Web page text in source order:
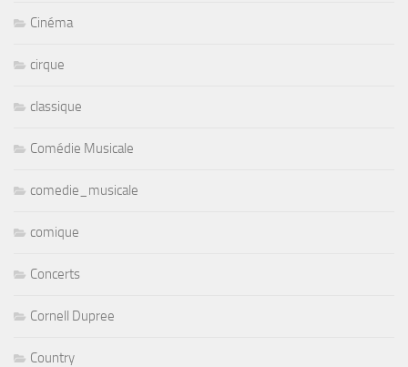
Cinéma
cirque
classique
Comédie Musicale
comedie_musicale
comique
Concerts
Cornell Dupree
Country